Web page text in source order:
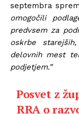
septembra
omogočili
predvsem za
oskrbe
delovnih mest
podjetjem.”
Posvet z
RRA o